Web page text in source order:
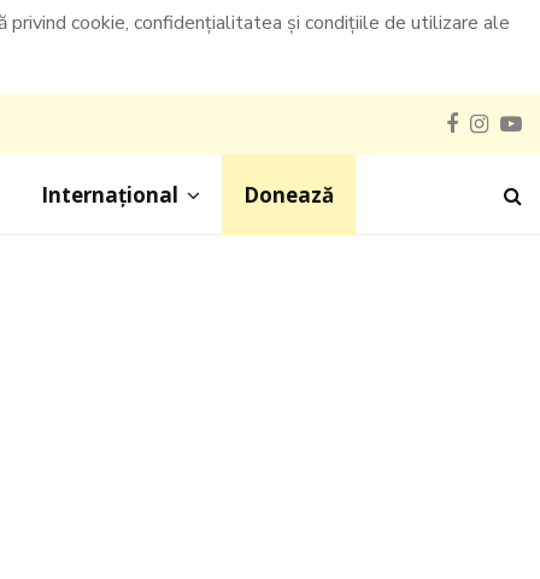
cookie, confidențialitatea și condițiile de utilizare ale
Internațional Donează